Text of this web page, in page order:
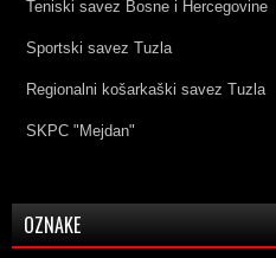
Teniski savez Bosne i Hercegovine
Sportski savez Tuzla
Regionalni košarkaški savez Tuzla
SKPC "Mejdan"
OZNAKE